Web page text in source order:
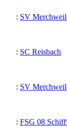
: SV
: SC Reisbach
: SV
: FSG 08